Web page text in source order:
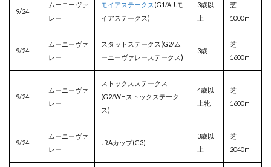
9/24
ムーニーヴァ
レー
モイアステークス (G1/A.J.モ
イアステークス)
3歳以
上
芝
1000m
9/24
ムーニーヴァ
レー
スタットステークス(G2/ム
ーニーヴァレーステークス)
3歳
芝
1600m
9/24
ムーニーヴァ
レー
ストックスステークス
(G2/WHストックステーク
ス)
4歳以
上牝
芝
1600m
9/24
ムーニーヴァ
レー
JRAカップ(G3)
3歳以
上
芝
2040m